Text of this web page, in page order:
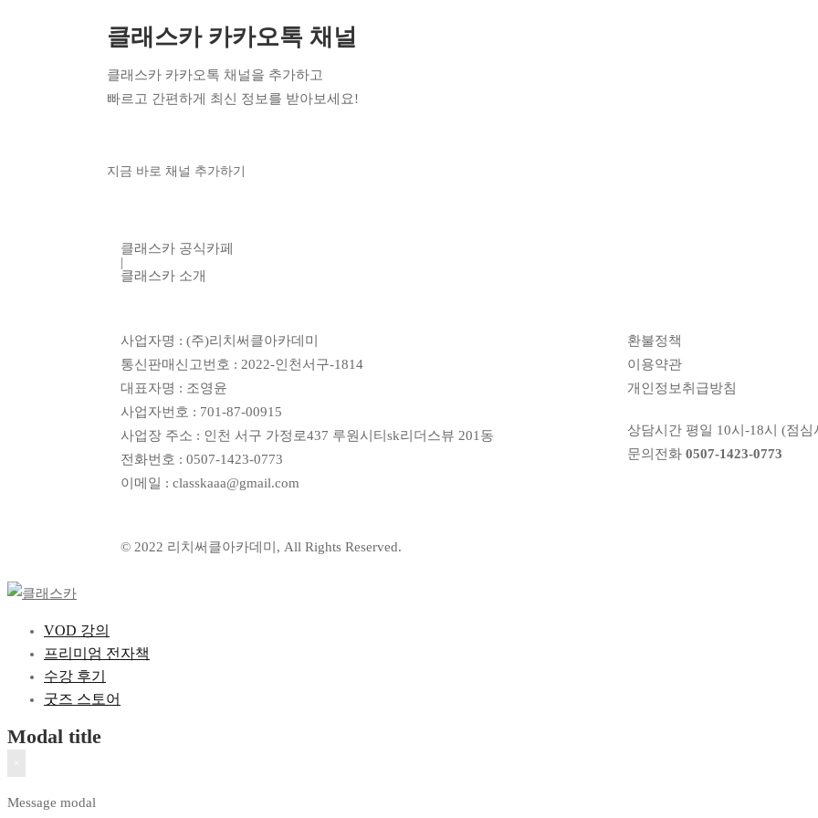
클래스카 카카오톡 채널
클래스카 카카오톡 채널을 추가하고
빠르고 간편하게 최신 정보를 받아보세요!
지금 바로 채널 추가하기
클래스카 공식카페
|
클래스카 소개
사업자명 : (주)리치써클아카데미
통신판매신고번호 : 2022-인천서구-1814
대표자명 : 조영윤
사업자번호 : 701-87-00915
사업장 주소 : 인천 서구 가정로437 루원시티sk리더스뷰 201동
전화번호 : 0507-1423-0773
이메일 : classkaaa@gmail.com
환불정책
이용약관
개인정보취급방침
상담시간 평일 10시-18시 (점심
문의전화 0507-1423-0773
© 2022 리치써클아카데미, All Rights Reserved.
VOD 강의
프리미엄 전자책
수강 후기
굿즈 스토어
Modal title
Message modal